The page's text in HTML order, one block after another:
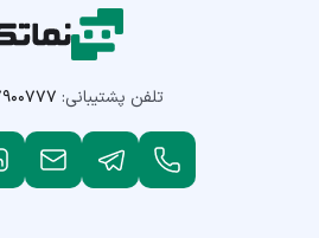
تلفن پشتیبانی: ۰۲۱ -